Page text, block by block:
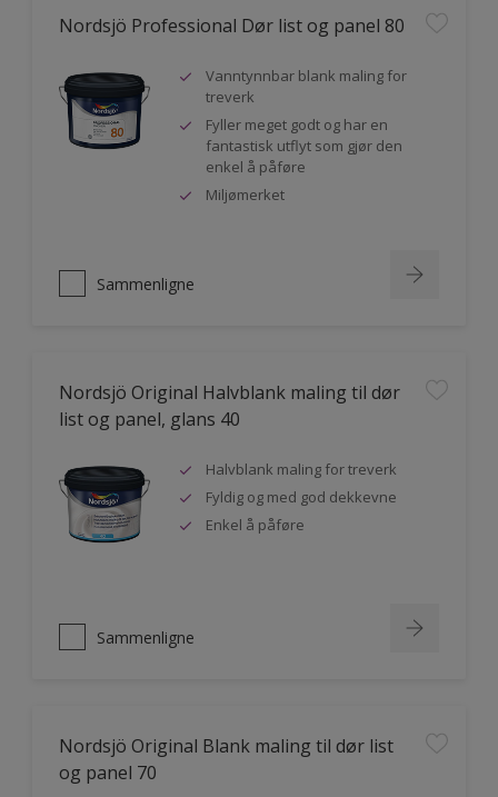
Nordsjö Professional Dør list og panel 80
Vanntynnbar blank maling for
treverk
Fyller meget godt og har en
fantastisk utflyt som gjør den
enkel å påføre
Miljømerket
Sammenligne
Nordsjö Original Halvblank maling til dør
list og panel, glans 40
Halvblank maling for treverk
Fyldig og med god dekkevne
Enkel å påføre
Sammenligne
Nordsjö Original Blank maling til dør list
og panel 70